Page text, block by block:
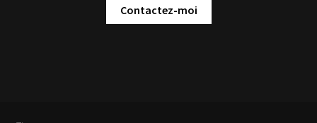
Contactez-moi